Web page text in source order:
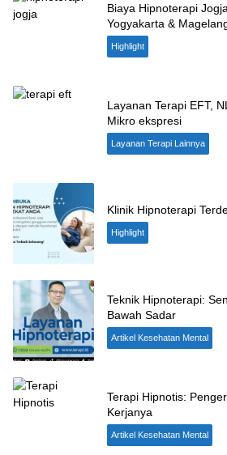
Biaya Hipnoterapi
Yogyakarta &
Highlight
Layanan Terapi EFT,
Mikro ekspresi
Layanan Terapi Lainnya
Klinik Hipnoterapi
Highlight
Teknik Hipnoterapi:
Bawah Sadar
Artikel Kesehatan Mental
Terapi Hipnotis:
Kerjanya
Artikel Kesehatan Mental